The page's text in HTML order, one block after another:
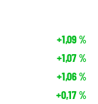
+1,09%
+1,07%
+1,06%
+0,17%